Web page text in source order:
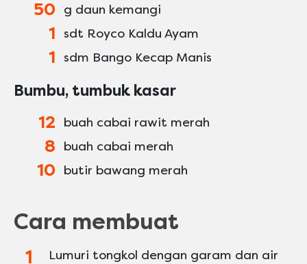
50 g daun kemangi
1 sdt Royco Kaldu Ayam
1 sdm Bango Kecap Manis
Bumbu, tumbuk kasar
12 buah cabai rawit merah
8 buah cabai merah
10 butir bawang merah
Cara membuat
Lumuri tongkol dengan garam dan air